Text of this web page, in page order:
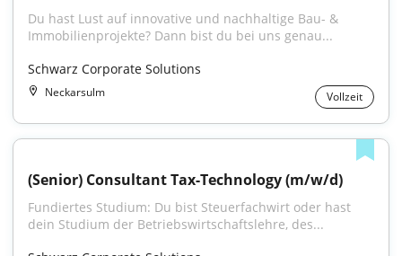
Du hast Lust auf innovative und nachhaltige Bau- &
Immobilienprojekte? Dann bist du bei uns genau...
Schwarz Corporate Solutions
Neckarsulm Vollzeit
(Senior) Consultant Tax-Technology (m/w/d)
Fundiertes Studium: Du bist Steuerfachwirt oder hast
dein Studium der Betriebswirtschaftslehre, des...